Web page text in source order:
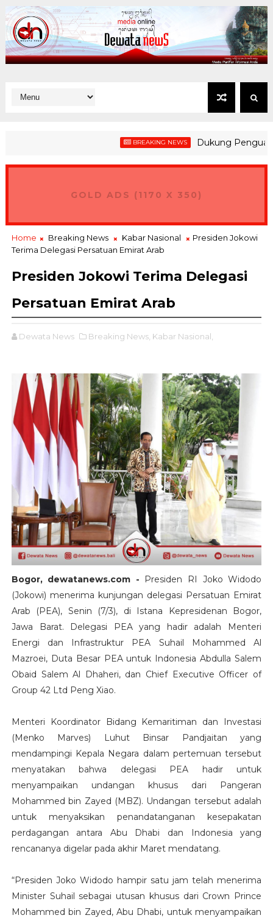
BREAKING NEWS Dukung Penguatan
GOLD ADS (1170 X 350)
Home Breaking News Kabar Nasional
Presiden Jokowi
Terima Delegasi Persatuan Emirat Arab
Presiden Jokowi Terima Delegasi
Persatuan Emirat Arab
Dewata News Breaking News, Kabar Nasional,
Bogor, dewatanews.com - Presiden RI Joko Widodo
(Jokowi) menerima kunjungan delegasi Persatuan Emirat
Arab (PEA), Senin (7/3), di Istana Kepresidenan Bogor,
Jawa Barat. Delegasi PEA yang hadir adalah Menteri
Energi dan Infrastruktur PEA Suhail Mohammed Al
Mazroei, Duta Besar PEA untuk Indonesia Abdulla Salem
Obaid Salem Al Dhaheri, dan Chief Executive Officer of
Group 42 Ltd Peng Xiao.
Menteri Koordinator Bidang Kemaritiman dan Investasi
(Menko Marves) Luhut Binsar Pandjaitan yang
mendampingi Kepala Negara dalam pertemuan tersebut
menyatakan bahwa delegasi PEA hadir untuk
menyampaikan undangan khusus dari Pangeran
Mohammed bin Zayed (MBZ). Undangan tersebut adalah
untuk menyaksikan penandatanganan kesepakatan
perdagangan antara Abu Dhabi dan Indonesia yang
rencananya digelar pada akhir Maret mendatang.
“Presiden Joko Widodo hampir satu jam telah menerima
Minister Suhail sebagai utusan khusus dari Crown Prince
Mohammed bin Zayed, Abu Dhabi, untuk menyampaikan